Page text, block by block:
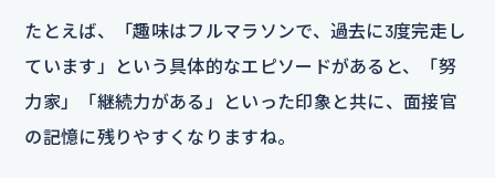
たとえば、「趣味はフルマラソンで、過去に3度完走し
ています」という具体的なエピソードがあると、「努
力家」「継続力がある」といった印象と共に、面接官
の記憶に残りやすくなりますね。